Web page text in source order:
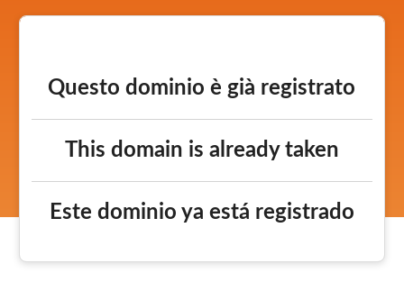
Questo dominio è già registrato
This domain is already taken
Este dominio ya está registrado